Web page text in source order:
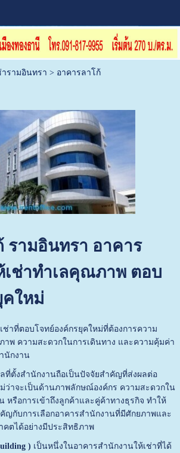
รามอินทรา > อาคารลาโก้
รามอินทรา อาคาร
เช่าทำเลคุณภาพ ตอบ
คใหม่
ช่าที่ตอบโจทย์องค์กรยุคใหม่ที่ต้องการความ
าพ ความสะดวกในการเดินทาง และความคุ้มค่า
นักงาน
ที่ตั้งสำนักงานถือเป็นปัจจัยสำคัญที่ส่งผลต่อ
ม่ว่าจะเป็นด้านภาพลักษณ์องค์กร ความสะดวกใน
หรือการเข้าถึงลูกค้าและคู่ค้าทางธุรกิจ ทำให้
ญกับการเลือกอาคารสำนักงานที่มีศักยภาพและ
คตได้อย่างมีประสิทธิภาพ
) เป็นหนึ่งในอาคารสำนักงานให้เช่าที่ได้